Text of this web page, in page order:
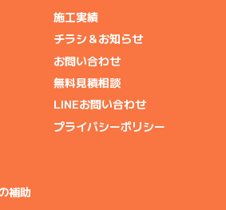
補助
施工実績
チラシ＆お知らせ
お問い合わせ
無料見積相談
LINEお問い合わせ
プライバシーポリシー